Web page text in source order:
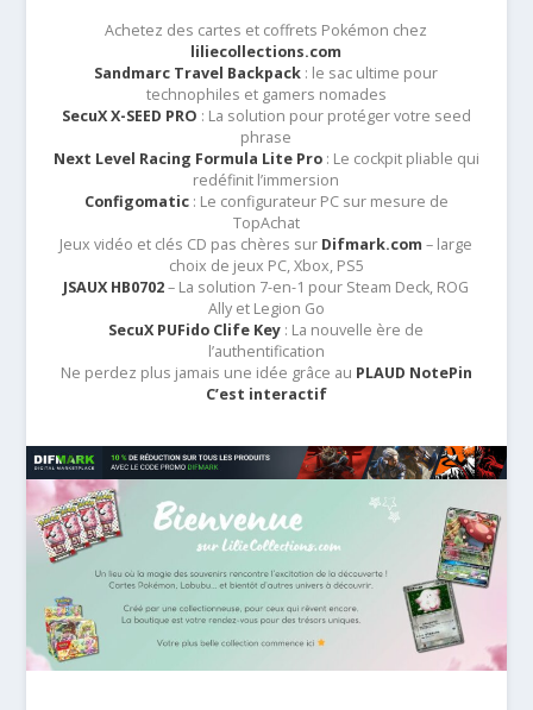
Achetez des cartes et coffrets Pokémon chez
liliecollections.com
Sandmarc Travel Backpack : le sac ultime pour
technophiles et gamers nomades
SecuX X-SEED PRO : La solution pour protéger votre seed
phrase
Next Level Racing Formula Lite Pro: Le cockpit pliable qui
redéfinit l’immersion
Configomatic: Le configurateur PC sur mesure de
TopAchat
Jeux vidéo et clés CD pas chères sur Difmark.com – large
choix de jeux PC, Xbox, PS5
JSAUX HB0702– La solution 7-en-1 pour Steam Deck, ROG
Ally et Legion Go
SecuX PUFido Clife Key : La nouvelle ère de
l’authentification
Ne perdez plus jamais une idée grâce au PLAUD NotePin
C’est interactif